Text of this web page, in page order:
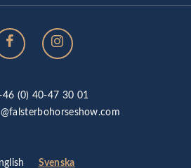
+46 (0) 40-47 30 01
Svenska